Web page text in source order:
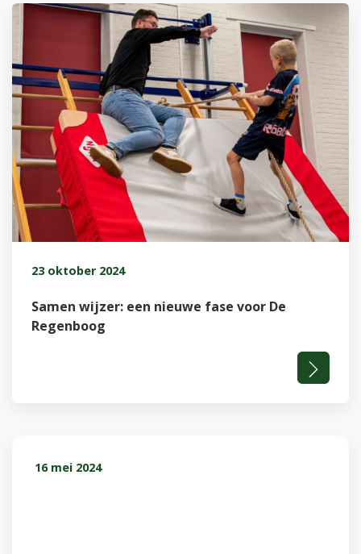
23 oktober 2024
Samen wijzer: een nieuwe fase voor De
Regenboog
16 mei 2024